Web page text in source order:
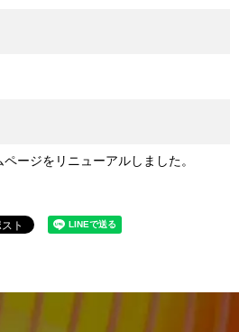
ージをリニューアルしました。